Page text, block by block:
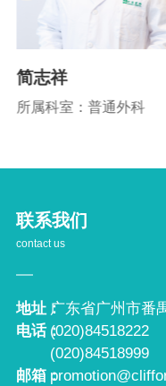
简志祥
所属科室：普通外科
联系我们
contact us
地址：广东省广州市番
电话：(020)84518222
(020)84518999
邮箱：